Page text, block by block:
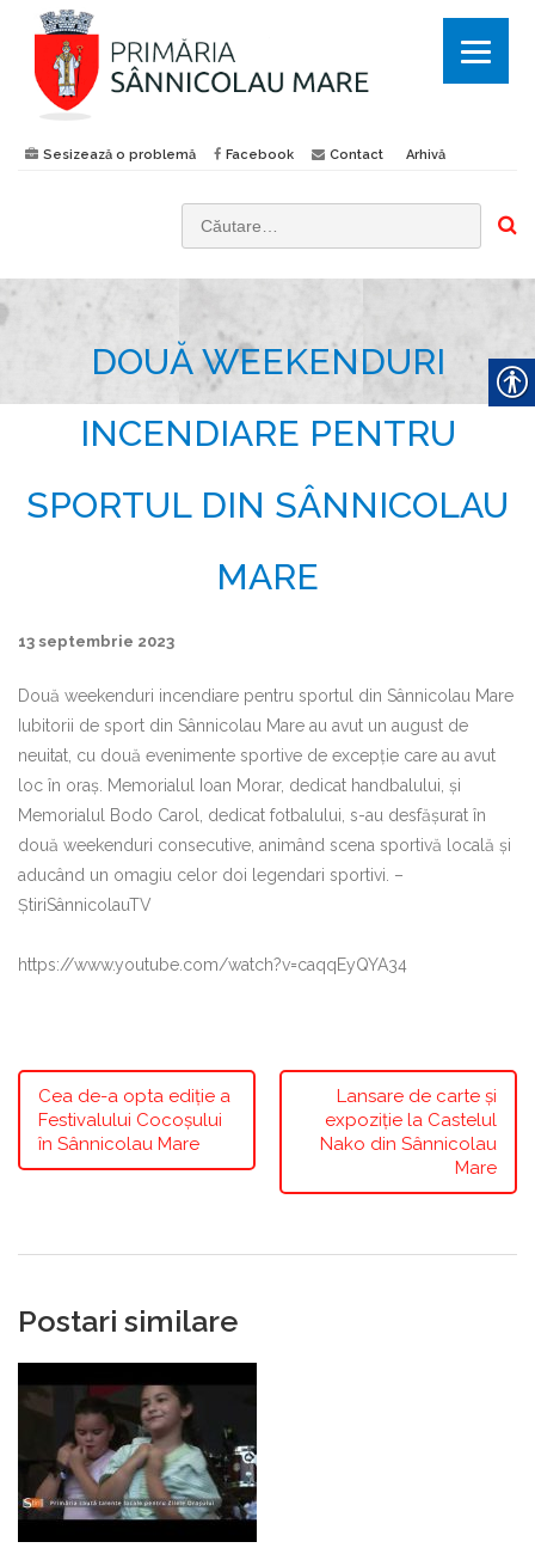
Sesizează o problemă Facebook Contact Arhivă
DOUĂ WEEKENDURI
INCENDIARE PENTRU
SPORTUL DIN SÂNNICOLAU
MARE
13 septembrie 2023
Două weekenduri incendiare pentru sportul din Sânnicolau Mare
Iubitorii de sport din Sânnicolau Mare au avut un august de
neuitat, cu două evenimente sportive de excepție care au avut
loc în oraș. Memorialul Ioan Morar, dedicat handbalului, și
Memorialul Bodo Carol, dedicat fotbalului, s-au desfășurat în
două weekenduri consecutive, animând scena sportivă locală și
aducând un omagiu celor doi legendari sportivi. –
ȘtiriSânnicolauTV
https://www.youtube.com/watch?v=caqqEyQYA34
Cea de-a opta ediție a
Festivalului Cocoșului
în Sânnicolau Mare
Lansare de carte și
expoziție la Castelul
Nako din Sânnicolau
Mare
Postari similare